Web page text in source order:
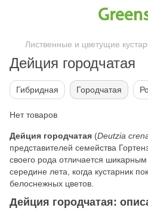
Лиственные и цветущие
Дейция городчатая
Гибридная Городчатая
Нет товаров
Дейция городчатая (Deutzia
представителей семейства
своего рода отличается
середине лета, когда кустарник
белоснежных цветов.
Дейция городчатая: